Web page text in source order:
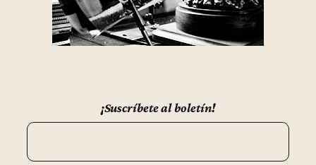
¡Suscríbete al boletín!